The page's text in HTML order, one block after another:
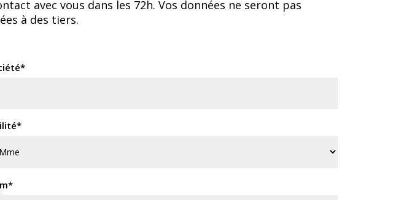
avec vous dans les 72h. Vos données ne seront pas
à des tiers.